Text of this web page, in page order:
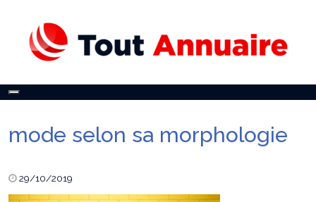
Toggle
mode selon sa morphologie
29/10/2019